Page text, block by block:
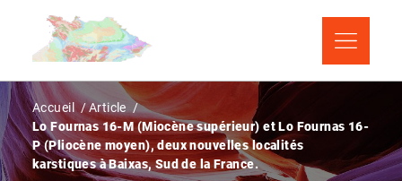
contenu
Fil
d'Ariane
Accueil
Article
Lo Fournas 16-M (Miocène supérieur) et Lo Fournas 16-
P (Pliocène moyen), deux nouvelles localités
karstiques à Baixas, Sud de la France.